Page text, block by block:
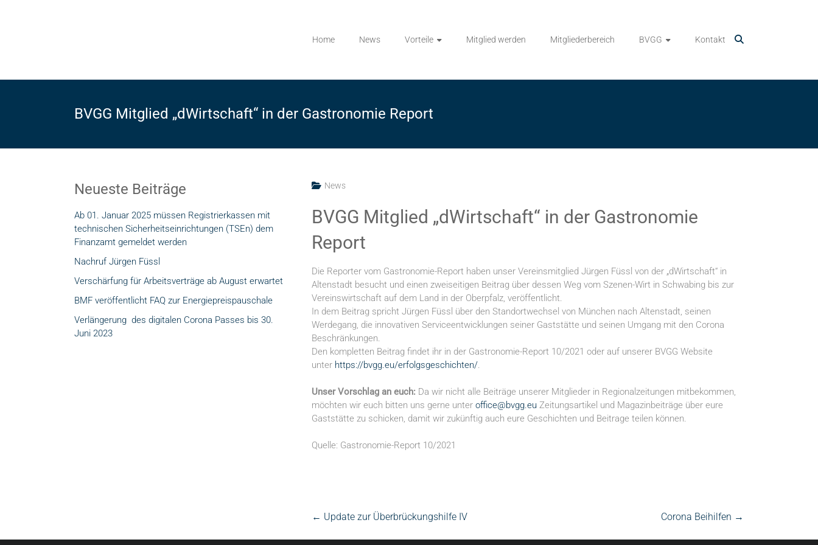
Genuss
e.
20%
Gebühren
sparen!
Home News Vorteile Mitglied werden Mitgliederbereich BVGG Kontakt
BVGG Mitglied „dWirtschaft“ in der Gastronomie Report
News
BVGG Mitglied „dWirtschaft“ in der Gastronomie
Report
Die Reporter vom Gastronomie-Report haben unser Vereinsmitglied Jürgen Füssl von der „dWirtschaft“ in
Altenstadt besucht und einen zweiseitigen Beitrag über dessen Weg vom Szenen-Wirt in Schwabing bis zur
Vereinswirtschaft auf dem Land in der Oberpfalz, veröffentlicht.
In dem Beitrag spricht Jürgen Füssl über den Standortwechsel von München nach Altenstadt, seinen
Werdegang, die innovativen Serviceentwicklungen seiner Gaststätte und seinen Umgang mit den Corona
Beschränkungen.
Den kompletten Beitrag findet ihr in der Gastronomie-Report 10/2021 oder auf unserer BVGG Website
unter https://bvgg.eu/erfolgsgeschichten/.
Unser Vorschlag an euch: Da wir nicht alle Beiträge unserer Mitglieder in Regionalzeitungen mitbekommen,
möchten wir euch bitten uns gerne unter office@bvgg.eu Zeitungsartikel und Magazinbeiträge über eure
Gaststätte zu schicken, damit wir zukünftig auch eure Geschichten und Beitrage teilen können.
Quelle: Gastronomie-Report 10/2021
← Update zur Überbrückungshilfe IV Corona Beihilfen →
Neueste Beiträge
Ab 01. Januar 2025 müssen Registrierkassen mit
technischen Sicherheitseinrichtungen (TSEn) dem
Finanzamt gemeldet werden
Nachruf Jürgen Füssl
Verschärfung für Arbeitsverträge ab August erwartet
BMF veröffentlicht FAQ zur Energiepreispauschale
Verlängerung des digitalen Corona Passes bis 30.
Juni 2023